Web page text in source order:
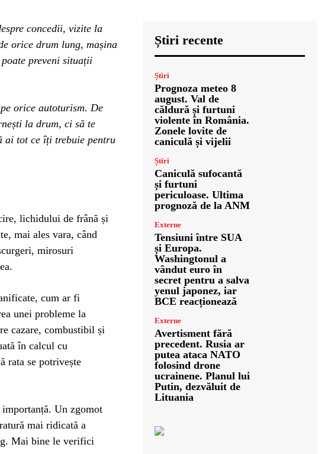
concedii, vizite la
orice drum lung, mașina
preveni situații
orice autoturism. De
la drum, ci să te
ai tot ce îți trebuie pentru
lichidului de frână și
mai ales vara, când
mirosuri
cum ar fi
unei probleme la
cazare, combustibil și
în calcul cu
rata se potrivește
Un zgomot
mai ridicată a
Mai bine le verifici
Știri recente
Știri
Prognoza meteo 8
august. Val de
căldură și furtuni
violente în România.
Zonele lovite de
caniculă și vijelii
Știri
Caniculă sufocantă
și furtuni
periculoase. Ultima
prognoză de la ANM
Externe
Tensiuni între SUA
și Europa.
Washingtonul a
vândut euro în
secret pentru a salva
yenul japonez, iar
BCE reacționează
Externe
Avertisment fără
precedent. Rusia ar
putea ataca NATO
folosind drone
ucrainene. Planul lui
Putin, dezvăluit de
Lituania